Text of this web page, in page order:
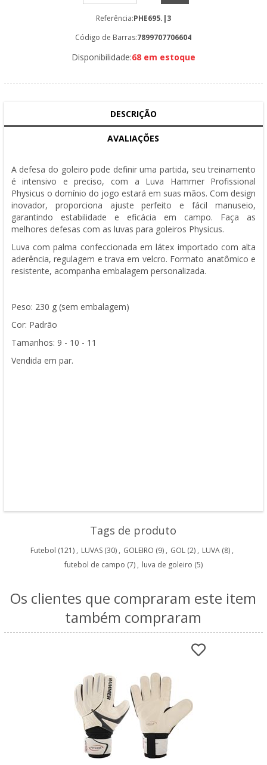
Referência:PHE695.|3
Código de Barras:7899707706604
Disponibilidade:68 em estoque
DESCRIÇÃO
AVALIAÇÕES
A defesa do goleiro pode definir uma partida, seu treinamento
é intensivo e preciso, com a Luva Hammer Profissional
Physicus o domínio do jogo estará em suas mãos. Com design
inovador, proporciona ajuste perfeito e fácil manuseio,
garantindo estabilidade e eficácia em campo. Faça as
melhores defesas com as luvas para goleiros Physicus.
Luva com palma confeccionada em látex importado com alta
aderência, regulagem e trava em velcro. Formato anatômico e
resistente, acompanha embalagem personalizada.
Peso: 230 g (sem embalagem)
Cor: Padrão
Tamanhos: 9 - 10 - 11
Vendida em par.
Tags de produto
Futebol (121) , LUVAS (30) , GOLEIRO (9) , GOL (2) , LUVA (8) ,
futebol de campo (7) , luva de goleiro (5)
Os clientes que compraram este item
também compraram